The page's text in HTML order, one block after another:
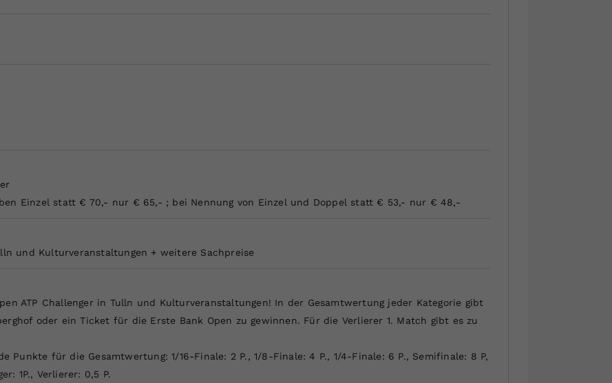
Einzel statt € 70,- nur € 65,- ; bei Nennung von Einzel und Doppel statt € 53,- nur € 48,-
und Kulturveranstaltungen + weitere Sachpreise
ATP Challenger in Tulln und Kulturveranstaltungen! In der Gesamtwertung jeder Kategorie gibt
oder ein Ticket für die Erste Bank Open zu gewinnen. Für die Verlierer 1. Match gibt es zu
Punkte für die Gesamtwertung: 1/16-Finale: 2 P., 1/8-Finale: 4 P., 1/4-Finale: 6 P., Semifinale: 8 P,
1P., Verlierer: 0,5 P.